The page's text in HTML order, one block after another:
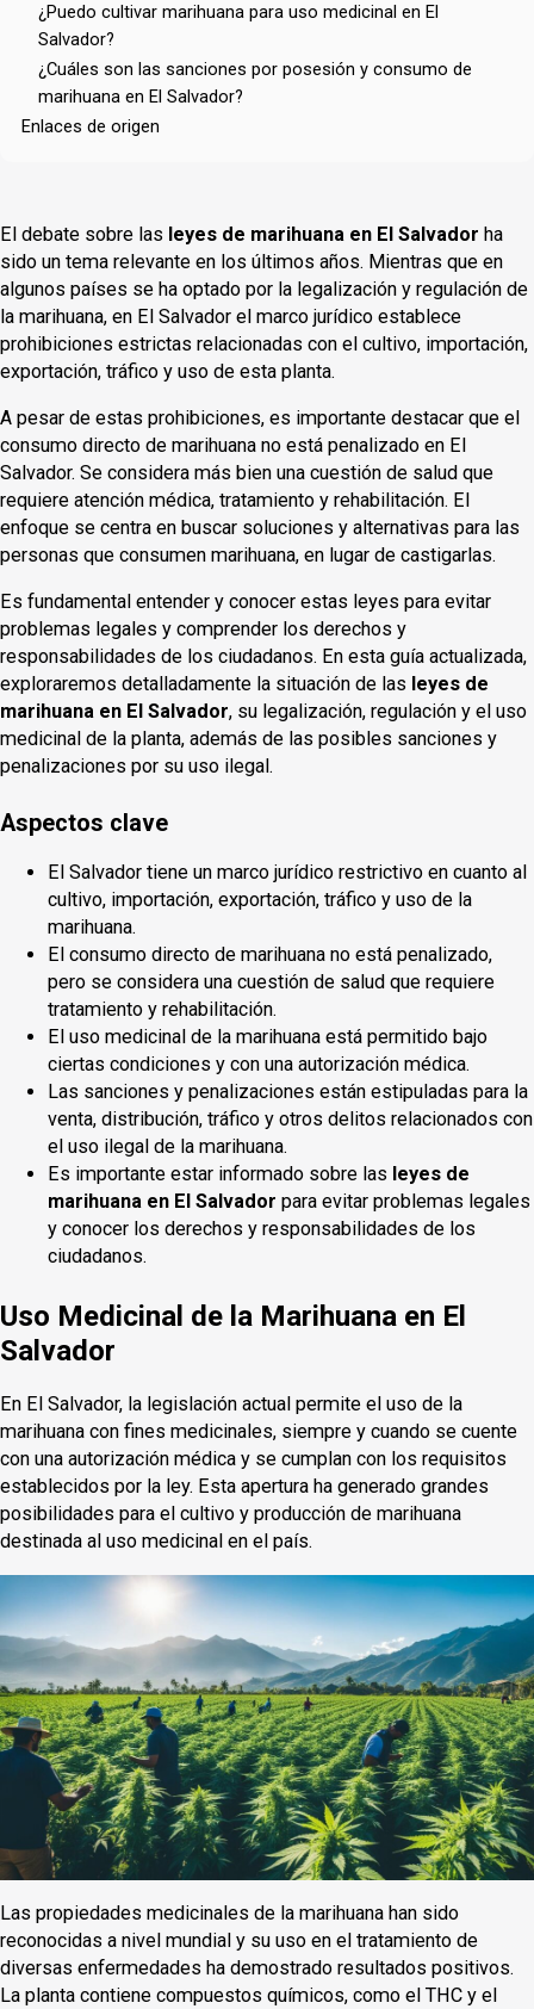
¿Puedo cultivar marihuana para uso medicinal en El
Salvador?
¿Cuáles son las sanciones por posesión y consumo de
marihuana en El Salvador?
Enlaces de origen
El debate sobre las leyes de marihuana en El Salvador ha
sido un tema relevante en los últimos años. Mientras que en
algunos países se ha optado por la legalización y regulación de
la marihuana, en El Salvador el marco jurídico establece
prohibiciones estrictas relacionadas con el cultivo, importación,
exportación, tráfico y uso de esta planta.
A pesar de estas prohibiciones, es importante destacar que el
consumo directo de marihuana no está penalizado en El
Salvador. Se considera más bien una cuestión de salud que
requiere atención médica, tratamiento y rehabilitación. El
enfoque se centra en buscar soluciones y alternativas para las
personas que consumen marihuana, en lugar de castigarlas.
Es fundamental entender y conocer estas leyes para evitar
problemas legales y comprender los derechos y
responsabilidades de los ciudadanos. En esta guía actualizada,
exploraremos detalladamente la situación de las leyes de
marihuana en El Salvador, su legalización, regulación y el uso
medicinal de la planta, además de las posibles sanciones y
penalizaciones por su uso ilegal.
Aspectos clave
El Salvador tiene un marco jurídico restrictivo en cuanto al
cultivo, importación, exportación, tráfico y uso de la
marihuana.
El consumo directo de marihuana no está penalizado,
pero se considera una cuestión de salud que requiere
tratamiento y rehabilitación.
El uso medicinal de la marihuana está permitido bajo
ciertas condiciones y con una autorización médica.
Las sanciones y penalizaciones están estipuladas para la
venta, distribución, tráfico y otros delitos relacionados con
el uso ilegal de la marihuana.
Es importante estar informado sobre las leyes de
marihuana en El Salvador para evitar problemas legales
y conocer los derechos y responsabilidades de los
ciudadanos.
Uso Medicinal de la Marihuana en El
Salvador
En El Salvador, la legislación actual permite el uso de la
marihuana con fines medicinales, siempre y cuando se cuente
con una autorización médica y se cumplan con los requisitos
establecidos por la ley. Esta apertura ha generado grandes
posibilidades para el cultivo y producción de marihuana
destinada al uso medicinal en el país.
Las propiedades medicinales de la marihuana han sido
reconocidas a nivel mundial y su uso en el tratamiento de
diversas enfermedades ha demostrado resultados positivos.
La planta contiene compuestos químicos, como el THC y el